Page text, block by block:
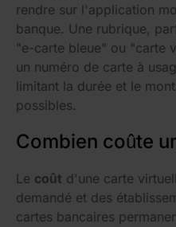
rendre sur l'application
banque. Une rubrique,
"e-carte bleue" ou "carte
un numéro de carte à
limitant la durée et le
possibles.
Combien coûte
Le coût d'une carte
demandé et des
cartes bancaires